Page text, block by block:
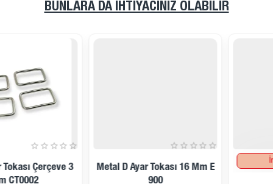
BUNLARA DA İHTIYACINIZ OLABILIR
Metal D Ayar Tokası 16 Mm E
İndirimli Kargo